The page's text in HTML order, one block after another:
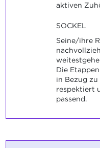
aktiven
SOCKEL
Seine/ihre
Die
in Bezug
respektiert
passend.